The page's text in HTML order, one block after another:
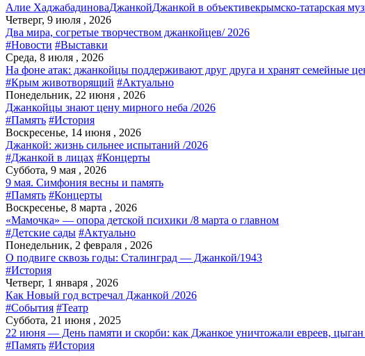
Алие ХаджабадиноваДжанкойДжанкой в объективекрымско-татарская
Четверг, 9 июля , 2026
Два мира, согретые творчеством джанкойцев/ 2026
#Новости #Выставки
Среда, 8 июля , 2026
На фоне атак: джанкойцы поддерживают друг друга и хранят семейные
#Крым животворящий #Актуально
Понедельник, 22 июня , 2026
Джанкойцы знают цену мирного неба /2026
#Память #История
Воскресенье, 14 июня , 2026
Джанкой: жизнь сильнее испытаний /2026
#Джанкой в лицах #Концерты
Суббота, 9 мая , 2026
9 мая. Симфония весны и память
#Память #Концерты
Воскресенье, 8 марта , 2026
«Мамочка» — опора детской психики /8 марта о главном
#Детские сады #Актуально
Понедельник, 2 февраля , 2026
О подвиге сквозь годы: Сталинград — Джанкой/1943
#История
Четверг, 1 января , 2026
Как Новый год встречал Джанкой /2026
#События #Театр
Суббота, 21 июня , 2025
22 июня — День памяти и скорби: как Джанкое уничтожали евреев,
#Память #История